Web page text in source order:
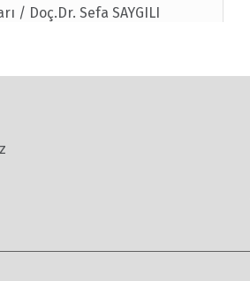
/ Doç.Dr. Sefa SAYGILI
(sav) /M.Vasıf GEYLANİ
Grubu